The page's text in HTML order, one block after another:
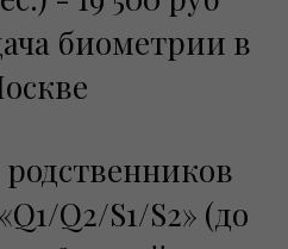
биометрии в
Q2/S1/S2» (до